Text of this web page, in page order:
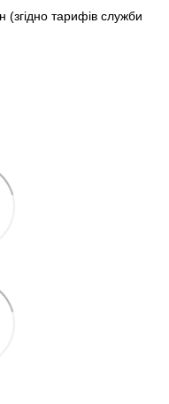
тарифів служби